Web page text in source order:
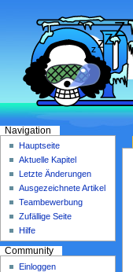
Navigation
Hauptseite
Aktuelle Kapitel
Letzte Änderungen
Ausgezeichnete Artikel
Teambewerbung
Zufällige Seite
Hilfe
Community
Einloggen